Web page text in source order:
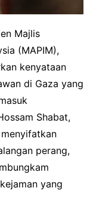
Majlis
(MAPIM),
kenyataan
di Gaza yang
Shabat,
perang,
yang